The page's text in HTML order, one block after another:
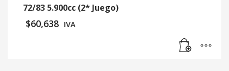
72/83 5.900cc (2* Juego)
$60,638 IVA